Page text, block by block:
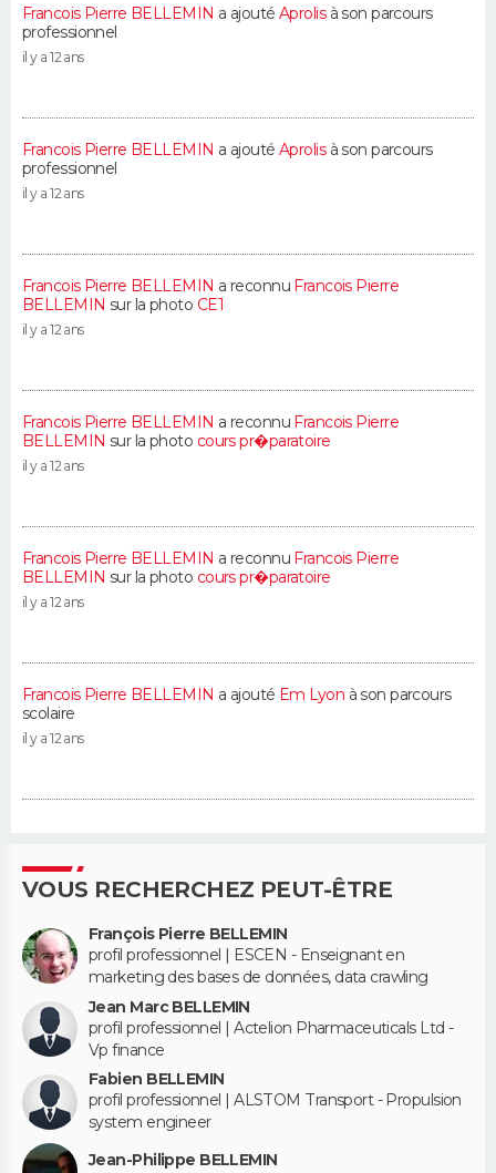
Francois Pierre BELLEMIN a ajouté Aprolisà son parcours
professionnel
il y a 12 ans
Francois Pierre BELLEMIN a ajouté Aprolisà son parcours
professionnel
il y a 12 ans
Francois Pierre BELLEMIN a reconnu Francois Pierre
BELLEMIN sur la photo CE1
il y a 12 ans
Francois Pierre BELLEMIN a reconnu Francois Pierre
BELLEMIN sur la photo cours pr�paratoire
il y a 12 ans
Francois Pierre BELLEMIN a reconnu Francois Pierre
BELLEMIN sur la photo cours pr�paratoire
il y a 12 ans
Francois Pierre BELLEMIN a ajouté Em Lyon à son parcours
scolaire
il y a 12 ans
VOUS RECHERCHEZ PEUT-ÊTRE
François Pierre BELLEMIN
profil professionnel | ESCEN - Enseignant en
marketing des bases de données, data crawling
Jean Marc BELLEMIN
profil professionnel | Actelion Pharmaceuticals Ltd -
Vp finance
Fabien BELLEMIN
profil professionnel | ALSTOM Transport - Propulsion
system engineer
Jean-Philippe BELLEMIN